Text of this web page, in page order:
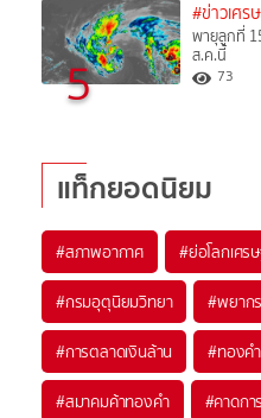
5
#ข่าวเศร
พายุลูกที่
ส.ค.นี้
73
แท็กยอดนิยม
#สภาพอากาศ #ย่อโลกเศร
#กรมอุตุนิยมวิทยา #พยาก
#การตลาดเงินล้าน #ทองคำ
#สมาคมค้าทองคำ #คาดก